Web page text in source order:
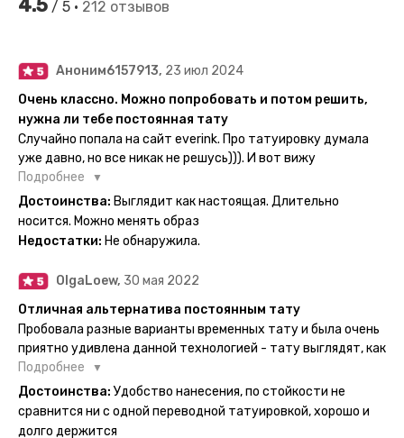
4.5 / 5 • 212 отзывов
Аноним6157913, 23 июл 2024
Очень классно. Можно попробовать и потом решить,
нужна ли тебе постоянная тату
Случайно попала на сайт everink. Про татуировку думала
уже давно, но все никак не решусь))). И вот вижу
великолепный каталог everink. Тату на любой вкус.
Заказала и не пожалела. Супер. Выглядит как настоящая.
Посмотрю как булет ы носке. Обязательно закажу ещё.
Подробнее
Достоинства: Выглядит как настоящая. Длительно
носится. Можно менять образ
Недостатки: Не обнаружила.
OlgaLoew, 30 мая 2022
Отличная альтернатива постоянным тату
Пробовала разные варианты временных тату и была очень
приятно удивлена данной технологией - тату выглядят, как
настоящие, и не тускнеют больше недели даже несмотря
на контакты с водой! На сайте очень большой выбор по
тематике и размерам, быстрая доставка. Заказывала сразу
Подробнее
Достоинства: Удобство нанесения, по стойкости не
сравнится ни с одной переводной татуировкой, хорошо и
долго держится